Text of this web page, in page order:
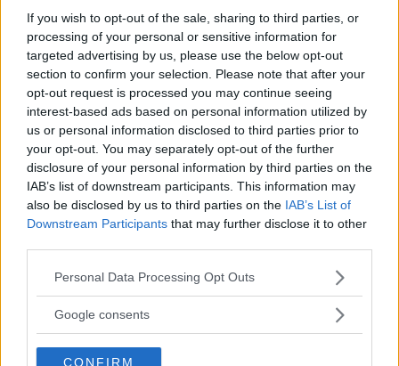
If you wish to opt-out of the sale, sharing to third parties, or
processing of your personal or sensitive information for
targeted advertising by us, please use the below opt-out
section to confirm your selection. Please note that after your
opt-out request is processed you may continue seeing
interest-based ads based on personal information utilized by
us or personal information disclosed to third parties prior to
your opt-out. You may separately opt-out of the further
disclosure of your personal information by third parties on the
IAB’s list of downstream participants. This information may
also be disclosed by us to third parties on the IAB’s List of
Downstream Participants that may further disclose it to other
Please note that this website/app uses one or more Google
not limited to your visit or usage behaviour. You may click to
use your data for below specified purposes in below Google
Personal Data Processing Opt Outs
Google consents
CONFIRM
är Honda CR-V som får beröm för trygga
köregenskaper och smarta vardagsdetaljer.
Text
Erik Söderholm
Fotograf
Fredrik Diits Vikström
Det här är en låst artikel.Logga in
att fortsätta läsa.